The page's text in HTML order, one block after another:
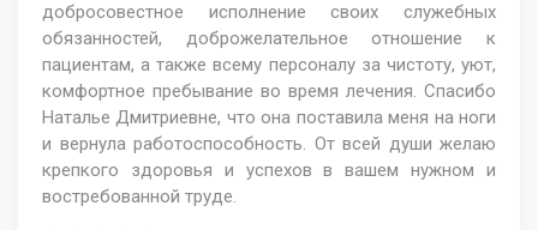
добросовестное исполнение своих служебных
обязанностей, доброжелательное отношение к
пациентам, а также всему персоналу за чистоту, уют,
комфортное пребывание во время лечения. Спасибо
Наталье Дмитриевне, что она поставила меня на ноги
и вернула работоспособность. От всей души желаю
крепкого здоровья и успехов в вашем нужном и
востребованной труде.